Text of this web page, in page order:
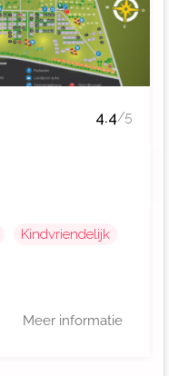
4.4/5
Kindvriendelijk
Meer informatie